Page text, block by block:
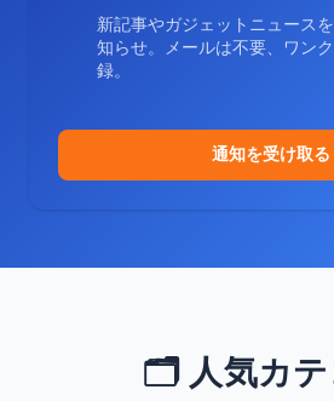
新記事やガジェットニュース
知らせ。メールは不要、ワン
録。
通知を受け取る
🗂️ 人気カテ